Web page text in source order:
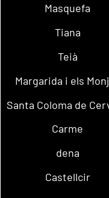
Masquefa
Tiana
Teià
Margarida i els
Santa Coloma de
Carme
dena
Castellcir